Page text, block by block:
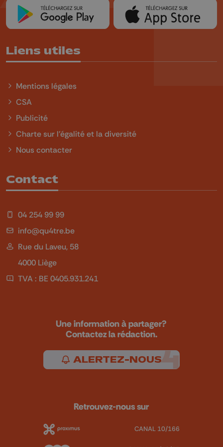
Liens utiles
Mentions légales
CSA
Publicité
Charte sur l'égalité et la diversité
Nous contacter
Contact
04 254 99 99
info@qu4tre.be
Rue du Laveu, 58
4000 Liège
TVA : BE 0405.931.241
Une information à partager?
Contactez la rédaction.
ALERTEZ-NOUS
Retrouvez-nous sur
CANAL 10/166